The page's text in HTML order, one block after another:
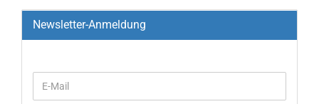
Newsletter-Anmeldung